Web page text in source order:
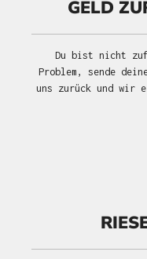
GELD
Du bist nicht
Problem, sende
uns zurück und wir